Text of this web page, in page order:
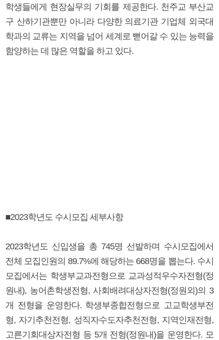
학생들에게 현장실무의 기회를 제공한다. 천주교 부산교
구 산하기관뿐만 아니라 다양한 의료기관 기업체 외국대
학과의 교류는 지역을 넘어 세계로 뻗어갈 수 있는 능력을
함양하는 데 많은 역할을 하고 있다.
■2023학년도 수시모집 세부사항
2023학년도 신입생을 총 745명 선발하며 수시모집에서
전체 모집인원의 89.7%에 해당하는 668명을 뽑는다. 수시
모집에서는 학생부교과전형으로 교과성적우수자전형(정
원내), 농어촌학생전형, 사회배려대상자전형(정원외)의 3
개 전형을 운영한다. 학생부종합전형으로 고교학생부전
형, 자기추천전형, 성직자수도자추천전형, 지역인재전형,
고른기회대상자전형 등 5개 전형(정원내)을 운영한다. 모